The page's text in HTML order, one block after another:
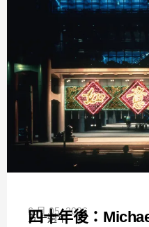
6 月 05, 2026
五十週年
四十年後：